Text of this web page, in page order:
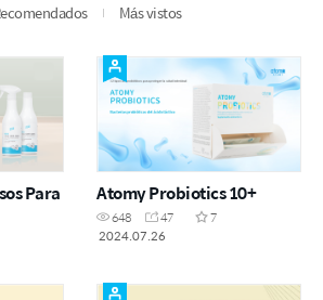
Más vistos
Para Atomy Probiotics 10+
648 47
7
2024.07.26